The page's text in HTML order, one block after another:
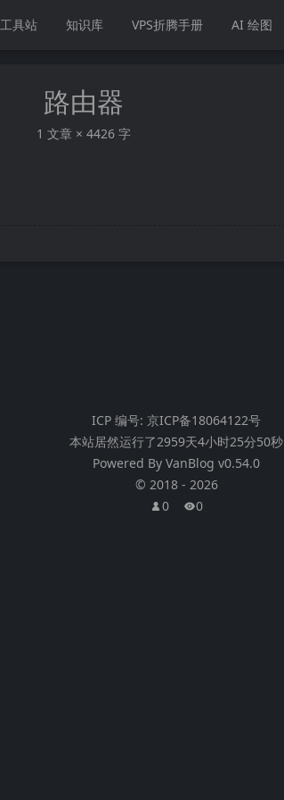
工具站 知识库 VPS折腾手册 AI 绘图
路由器
1 文章 × 4426 字
ICP 编号: 京ICP备18064122号
本站居然运行了2959天4小时25分50秒
Powered By VanBlog v0.54.0
© 2018- 2026
0
0